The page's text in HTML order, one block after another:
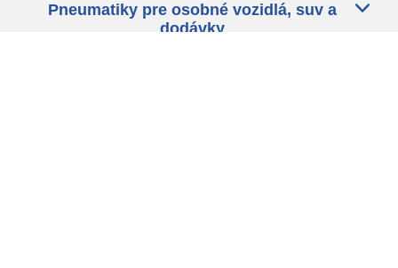
Pneumatiky pre osobné vozidlá, suv a
dodávky